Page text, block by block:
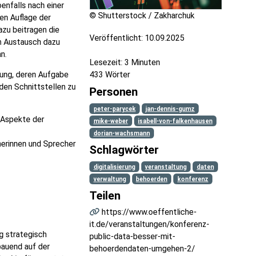
nach einer
Auflage der
beitragen die
dazu
deren Aufgabe
Schnittstellen zu
der
und Sprecher
strategisch
auf der
© Shutterstock / Zakharchuk
Veröffentlicht: 10.09.2025
Lesezeit: 3 Minuten
433 Wörter
Personen
peter-parycek
jan-dennis-gumz
mike-weber
isabell-von-falkenhausen
dorian-wachsmann
Schlagwörter
digitalisierung veranstaltung
daten
verwaltung
behoerden konferenz
Teilen
https://www.oeffentliche-
it.de/veranstaltungen/konferenz-
public-data-besser-mit-
behoerdendaten-umgehen-2/